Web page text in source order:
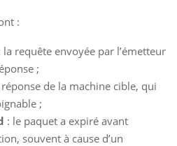
:
la requête envoyée par l’émetteur
;
réponse de la machine cible, qui
;
: le paquet a expiré avant
souvent à cause d’un